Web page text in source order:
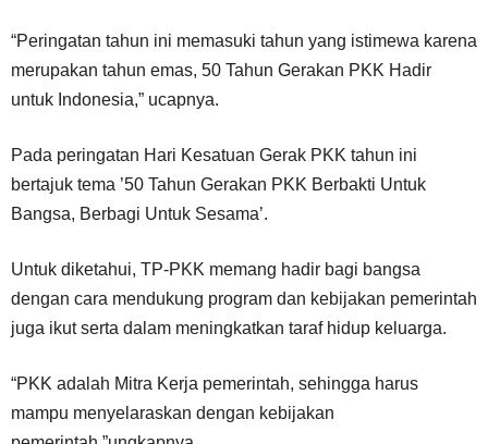
“Peringatan tahun ini memasuki tahun yang istimewa karena
merupakan tahun emas, 50 Tahun Gerakan PKK Hadir
untuk Indonesia,” ucapnya.
Pada peringatan Hari Kesatuan Gerak PKK tahun ini
bertajuk tema ’50 Tahun Gerakan PKK Berbakti Untuk
Bangsa, Berbagi Untuk Sesama’.
Untuk diketahui, TP-PKK memang hadir bagi bangsa
dengan cara mendukung program dan kebijakan pemerintah
juga ikut serta dalam meningkatkan taraf hidup keluarga.
“PKK adalah Mitra Kerja pemerintah, sehingga harus
mampu menyelaraskan dengan kebijakan